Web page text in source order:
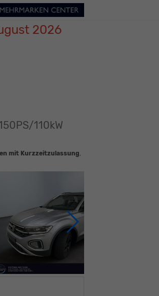
2026
110kW
mit Kurzzeitzulassung,